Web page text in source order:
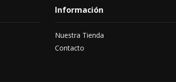
Información
Nuestra Tienda
Contacto